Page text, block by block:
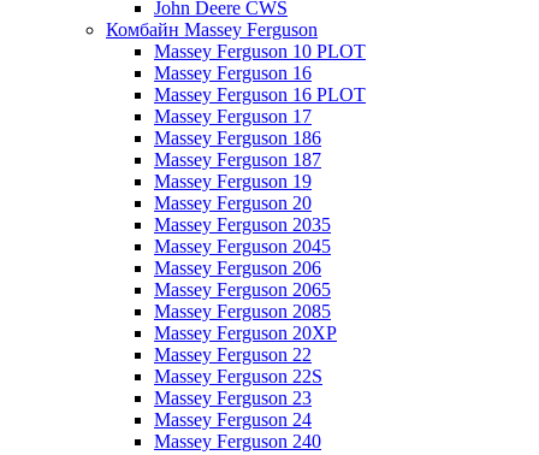
John Deere CWS
Комбайн Massey Ferguson
Massey Ferguson 10 PLOT
Massey Ferguson 16
Massey Ferguson 16 PLOT
Massey Ferguson 17
Massey Ferguson 186
Massey Ferguson 187
Massey Ferguson 19
Massey Ferguson 20
Massey Ferguson 2035
Massey Ferguson 2045
Massey Ferguson 206
Massey Ferguson 2065
Massey Ferguson 2085
Massey Ferguson 20XP
Massey Ferguson 22
Massey Ferguson 22S
Massey Ferguson 23
Massey Ferguson 24
Massey Ferguson 240